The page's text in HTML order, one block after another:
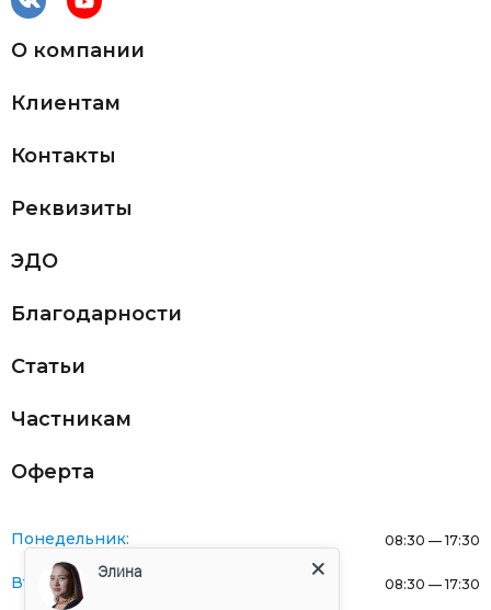
О компании
Клиентам
Контакты
Реквизиты
ЭДО
Благодарности
Статьи
Частникам
Оферта
Понедельник: 08:30 — 17:30
Вторник: 08:30 — 17:30
Элина